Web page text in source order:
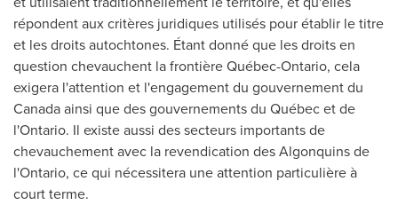
répondent aux critères juridiques utilisés pour établir le titre
et les droits autochtones. Étant donné que les droits en
question chevauchent la frontière Québec-Ontario, cela
exigera l'attention et l'engagement du gouvernement du
Canadaainsi que des gouvernements du Québec et de
l'Ontario. Il existe aussi des secteurs importants de
chevauchement avec la revendication des Algonquins de
l'Ontario, ce qui nécessitera une attention particulière à
court terme.